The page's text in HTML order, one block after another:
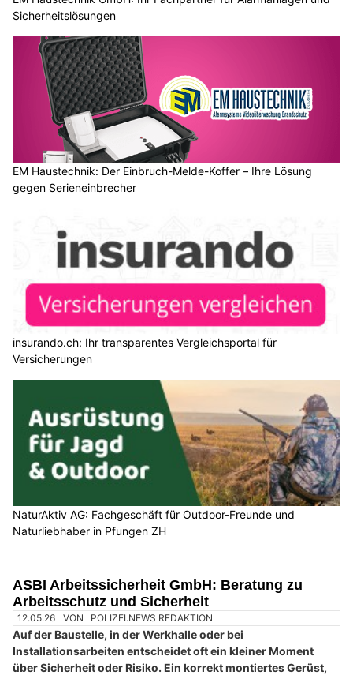
Sicherheitslösungen
EM Haustechnik: Der Einbruch-Melde-Koffer – Ihre Lösung
gegen Serieneinbrecher
insurando.ch: Ihr transparentes Vergleichsportal für
Versicherungen
NaturAktiv AG: Fachgeschäft für Outdoor-Freunde und
Naturliebhaber in Pfungen ZH
ASBI Arbeitssicherheit GmbH: Beratung zu
Arbeitsschutz und Sicherheit
12.05.26 VON POLIZEI.NEWS REDAKTION
Auf der Baustelle, in der Werkhalle oder bei
Installationsarbeiten entscheidet oft ein kleiner Moment
über Sicherheit oder Risiko. Ein korrekt montiertes Gerüst,